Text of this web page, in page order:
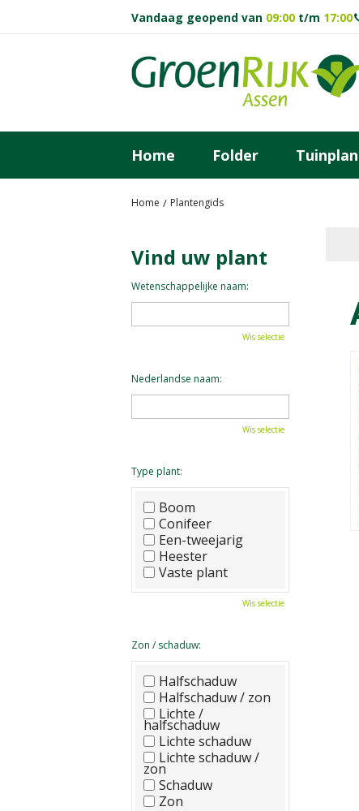
Home Plantengids
Vandaag geopend van 09:00 t/m 17:00
Home Folder
Vind uw plant
Wetenschappelijke naam:
Wis selectie
Nederlandse naam:
Wis selectie
Type plant:
Boom
Conifeer
Een-tweejarig
Heester
Vaste plant
Wis selectie
Zon / schaduw:
Halfschaduw
Halfschaduw / zon
Lichte /
halfschaduw
Lichte schaduw
Lichte schaduw /
zon
Schaduw
Zon